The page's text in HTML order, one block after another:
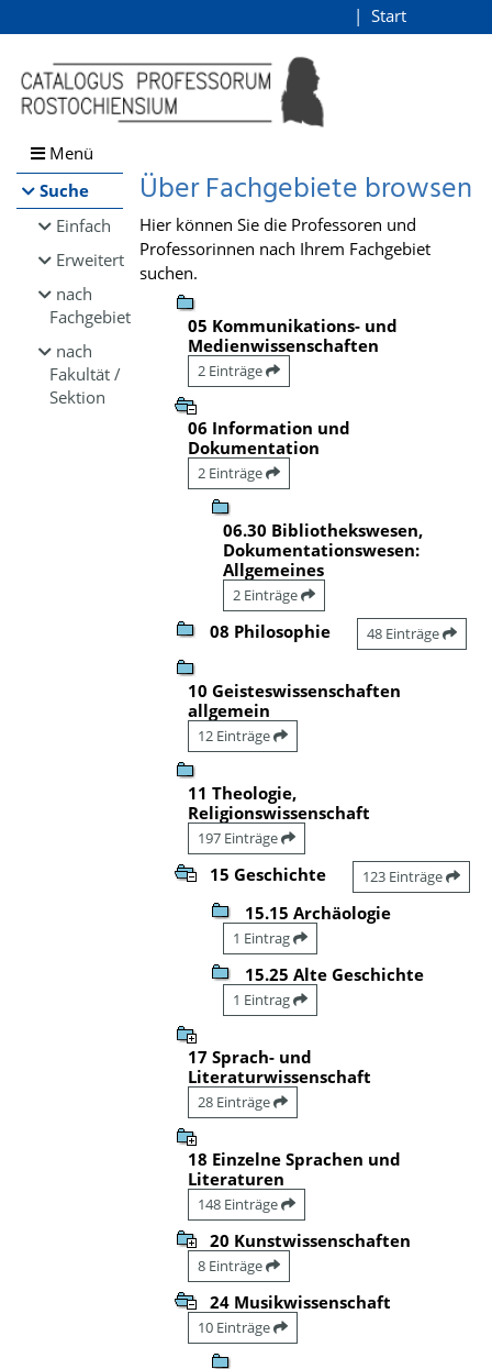
Browsen
direkt zum Inhalt
Start
Menü
Suche
Einfach
Erweitert
nach
Fachgebiet
nach
Fakultät /
Sektion
Über Fachgebiete browsen
Hier können Sie die Professoren und
Professorinnen nach Ihrem Fachgebiet
suchen.
05 Kommunikations- und
Medienwissenschaften
2 Einträge
06 Information und
Dokumentation
2 Einträge
06.30 Bibliothekswesen,
Dokumentationswesen:
Allgemeines
2 Einträge
08 Philosophie 48 Einträge
10 Geisteswissenschaften
allgemein
12 Einträge
11 Theologie,
Religionswissenschaft
197 Einträge
15 Geschichte 123 Einträge
15.15 Archäologie
1 Eintrag
15.25 Alte Geschichte
1 Eintrag
17 Sprach- und
Literaturwissenschaft
28 Einträge
18 Einzelne Sprachen und
Literaturen
148 Einträge
20 Kunstwissenschaften
8 Einträge
24 Musikwissenschaft
10 Einträge